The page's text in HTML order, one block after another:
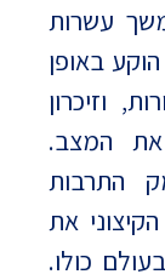
עשרות
באופן
וזיכרון
המצב.
התרבות
את
כולו.